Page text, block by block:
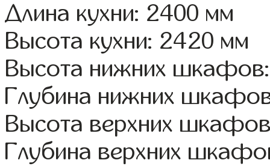
Длина кухни: 2400 мм
Высота кухни: 2420 мм
Высота нижних
Глубина нижних
Высота верхних
Глубина верхних